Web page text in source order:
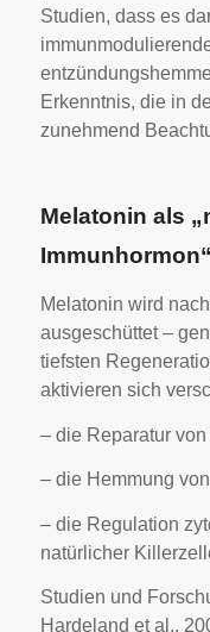
Studien, dass es
Erkenntnis, die in
zunehmend
Melatonin als
Immunhormon“
Melatonin wird
ausgeschüttet –
tiefsten
aktivieren sich
– die Reparatur
– die Hemmung
– die Regulation
natürlicher
Studien und
Hardeland et al.,